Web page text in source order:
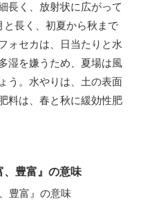
長く、放射状に広がって
と長く、初夏から秋まで
ォセカは、日当たりと水
湿を嫌うため、夏場は風
う。水やりは、土の表面
料は、春と秋に緩効性肥
、豊富』の意味